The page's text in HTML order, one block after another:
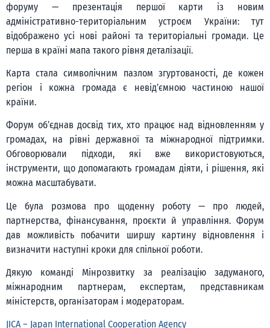
форуму — презентація першої карти із новим
адміністративно-територіальним устроєм України: тут
відображено усі нові районі та територіальні громади. Це
перша в країні мапа такого рівня деталізації.
Карта стала символічним пазлом згуртованості, де кожен
регіон і кожна громада є невід’ємною частиною нашої
країни.
Форум об’єднав досвід тих, хто працює над відновленням у
громадах, на рівні державної та міжнародної підтримки.
Обговорювали підходи, які вже використовуються,
інструменти, що допомагають громадам діяти, і рішення, які
можна масштабувати.
Це була розмова про щоденну роботу — про людей,
партнерства, фінансування, проєкти й управління. Форум
дав можливість побачити ширшу картину відновлення і
визначити наступні кроки для спільної роботи.
Дякую команді Мінрозвитку за реалізацію задуманого,
міжнародним партнерам, експертам, представникам
міністерств, організаторам і модераторам.
JICA – Japan International Cooperation Agency